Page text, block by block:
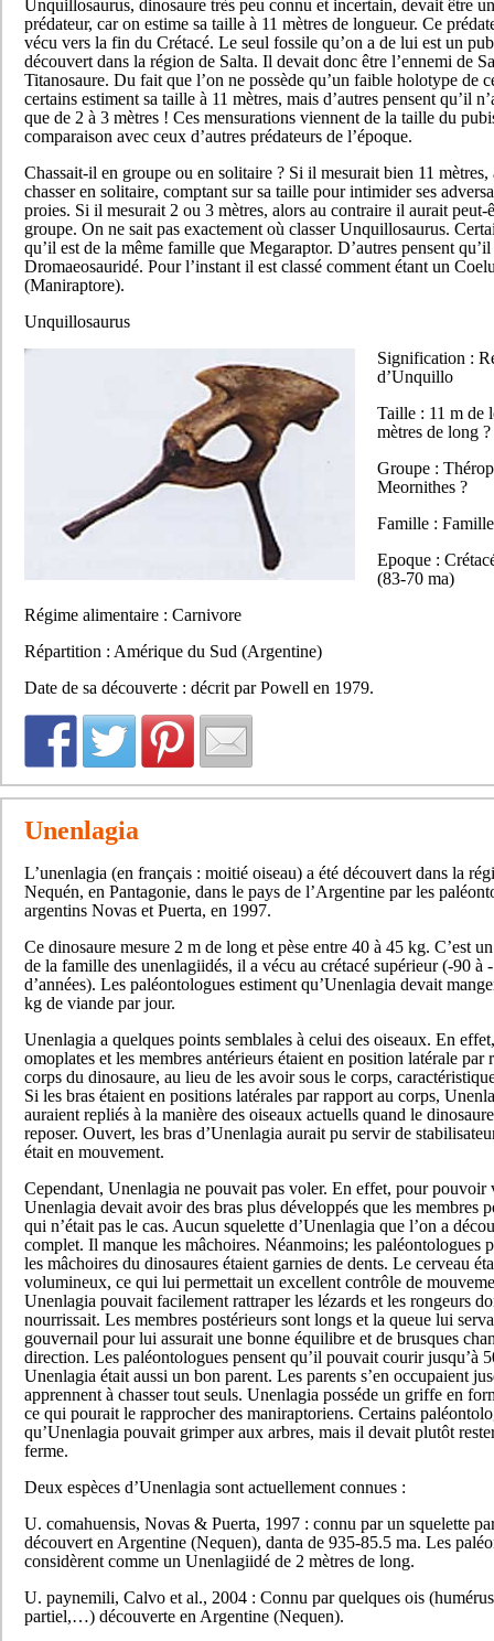
Unquillosaurus, dinosaure très peu connu et incertain, devait être
prédateur, car on estime sa taille à 11 mètres de longueur. Ce
vécu vers la fin du Crétacé. Le seul fossile qu’on a de lui est un
découvert dans la région de Salta. Il devait donc être l’ennemi de
Titanosaure. Du fait que l’on ne possède qu’un faible holotype de
certains estiment sa taille à 11 mètres, mais d’autres pensent qu’il
que de 2 à 3 mètres ! Ces mensurations viennent de la taille du
comparaison avec ceux d’autres prédateurs de l’époque.
Chassait-il en groupe ou en solitaire ? Si il mesurait bien 11
chasser en solitaire, comptant sur sa taille pour intimider ses
proies. Si il mesurait 2 ou 3 mètres, alors au contraire il aurait peut-
groupe. On ne sait pas exactement où classer Unquillosaurus.
qu’il est de la même famille que Megaraptor. D’autres pensent qu’il
Dromaeosauridé. Pour l’instant il est classé comment étant un
(Maniraptore).
Unquillosaurus
Signification :
d’Unquillo
Taille : 11 m de
mètres de long ?
Groupe :
Meornithes ?
Famille :
Epoque :
(83-70 ma)
Régime alimentaire : Carnivore
Répartition : Amérique du Sud (Argentine)
Date de sa découverte : décrit par Powell en 1979.
Unenlagia
L’unenlagia (en français : moitié oiseau) a été découvert dans la
Nequén, en Pantagonie, dans le pays de l’Argentine par les
argentins Novas et Puerta, en 1997.
Ce dinosaure mesure 2 m de long et pèse entre 40 à 45 kg. C’est
de la famille des unenlagiidés, il a vécu au crétacé supérieur (-90 à
d’années). Les paléontologues estiment qu’Unenlagia devait
kg de viande par jour.
Unenlagia a quelques points semblales à celui des oiseaux. En
omoplates et les membres antérieurs étaient en position latérale par
corps du dinosaure, au lieu de les avoir sous le corps,
Si les bras étaient en positions latérales par rapport au corps,
auraient repliés à la manière des oiseaux actuells quand le
reposer. Ouvert, les bras d’Unenlagia aurait pu servir de
était en mouvement.
Cependant, Unenlagia ne pouvait pas voler. En effet, pour pouvoir
Unenlagia devait avoir des bras plus développés que les membres
qui n’était pas le cas. Aucun squelette d’Unenlagia que l’on a
complet. Il manque les mâchoires. Néanmoins; les paléontologues
les mâchoires du dinosaures étaient garnies de dents. Le cerveau
volumineux, ce qui lui permettait un excellent contrôle de
Unenlagia pouvait facilement rattraper les lézards et les rongeurs
nourrissait. Les membres postérieurs sont longs et la queue lui
gouvernail pour lui assurait une bonne équilibre et de brusques
direction. Les paléontologues pensent qu’il pouvait courir jusqu’à
Unenlagia était aussi un bon parent. Les parents s’en occupaient
apprennent à chasser tout seuls. Unenlagia posséde un griffe en
ce qui pourait le rapprocher des maniraptoriens. Certains
qu’Unenlagia pouvait grimper aux arbres, mais il devait plutôt
ferme.
Deux espèces d’Unenlagia sont actuellement connues :
U. comahuensis, Novas & Puerta, 1997 : connu par un squelette
découvert en Argentine (Nequen), danta de 935-85.5 ma. Les
considèrent comme un Unenlagiidé de 2 mètres de long.
U. paynemili, Calvo et al., 2004 : Connu par quelques ois
partiel,…) découverte en Argentine (Nequen).